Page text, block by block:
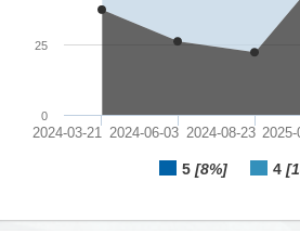
5 [8%] 4
2024-03-21 2024-06-03 2024-08-23 2025-
0
25